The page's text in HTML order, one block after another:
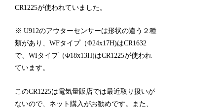
CR1225が使われていました。
※ U912のアウターセンサーは形状の違う２種
類があり、WFタイプ（Φ24x17H)はCR1632
で、WIタイプ（Φ18x13H)はCR1225が使われ
ています。
このCR1225は電気量販店では最近取り扱いが
ないので、ネット購入がお勧めです。
また、